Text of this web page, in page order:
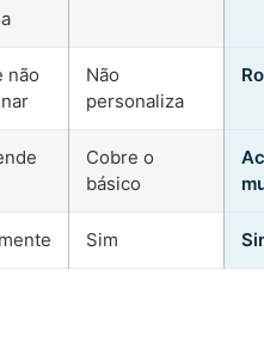
não
Não
personaliza
Cobre o
básico
Sim